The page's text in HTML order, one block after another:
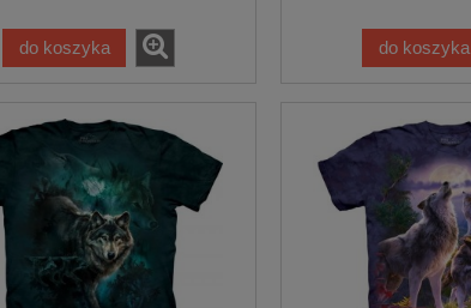
do koszyka do koszyka